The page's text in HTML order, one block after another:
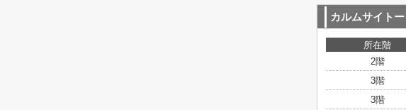
カルムサイトー
所在階
2階
3階
3階